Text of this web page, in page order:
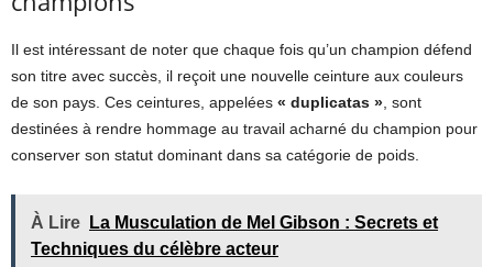
Il est intéressant de noter que chaque fois qu’un champion défend
son titre avec succès, il reçoit une nouvelle ceinture aux couleurs
de son pays. Ces ceintures, appelées « duplicatas », sont
destinées à rendre hommage au travail acharné du champion pour
conserver son statut dominant dans sa catégorie de poids.
À Lire
La Musculation de Mel Gibson : Secrets et
Techniques du célèbre acteur